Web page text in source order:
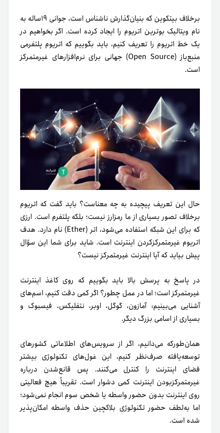
برخلاف بیتکوین که بنیان‌گذارش ناشناس است، جوانی ۱۹ساله به
نام ویتالیک بوترین اتریوم را ایجاد کرده است. اگر بخواهیم در
یک خط اتریوم را تعریف کنیم، باید بگوییم که اتریوم پلتفرمی
منبع‌باز (Open Source) جهانی برای نرم‌افزارهای غیرمتمرکز
است.
حال این تعریف پیچیده به چه معناست؟ باید گفت که اتریوم
برخلاف تصور بسیاری از ما رمزارز نیست؛ بلکه پلتفرم است. ارزی
که برای این شبکه استفاده می‌شود، اتر (Ether) نام دارد. هدف
اتریوم غیرمتمرکزکردن اینترنت است. شاید برای شما این سؤال
پیش بیاید که آیا اینترنت غیرمتمرکز نیست؟
در پاسخ به پرسش بالا باید بگوییم که روی کاغذ اینترنت
غیرمتمرکز است؛ اما در عمل چطور؟ اگر کمی دقت کنیم، اسم‌های
آشنایی می‌بینیم: آمازون، گوگل، اوبر، نتفلیکس، فیسبوک و
بسیاری از اسامی بزرگ دیگر.
همان‌طورکه می‌دانیم، اگر از سرویس‌های اطلاعاتی کشورهای
توسعه‌یافته صرف‌نظر کنیم، این غول‌های تکنولوژی بیشتر
فضای اینترنت را کنترل می‌کنند. پس قانع‌شدن درباره
غیرمتمرکزبودن اینترنت کمی دشوار است. تقریباً هیچ فعالیتی
روی اینترنت بدون حضور واسطه یا شخص سوم انجام نمی‌شود؛
اما به‌لطف حضور تکنولوژی بلاکچین حذف واسطه‌ امکان‌پذیر
شده است.